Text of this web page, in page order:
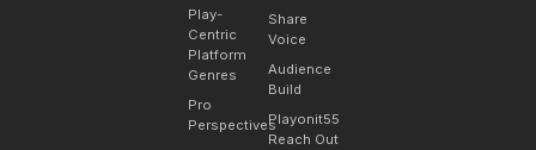
Play-
Centric
Platform
Genres
Pro
Perspectives
Share
Voice
Audience
Build
Playonit55
Reach Out